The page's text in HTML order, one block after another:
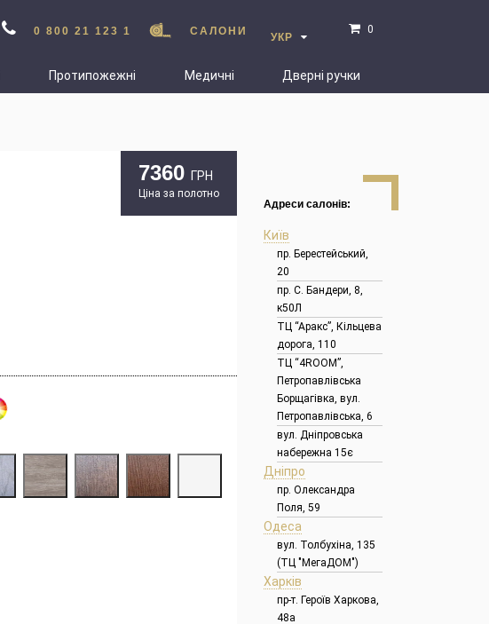
0 800 21 123 1 САЛОНИ УКР
0
Протипожежні Медичні Дверні ручки
7360 ГРН
Ціна за полотно
Адреси салонів:
Київ
пр. Берестейський,
20
пр. С. Бандери, 8,
к50Л
ТЦ “Аракс”, Кільцева
дорога, 110
ТЦ “4ROOM”,
Петропавлівська
Борщагівка, вул.
Петропавлівська, 6
вул. Дніпровська
набережна 15є
Дніпро
пр. Олександра
Поля, 59
Одеса
вул. Толбухіна, 135
(ТЦ "МегаДОМ")
Харків
пр-т. Героїв Харкова,
48а